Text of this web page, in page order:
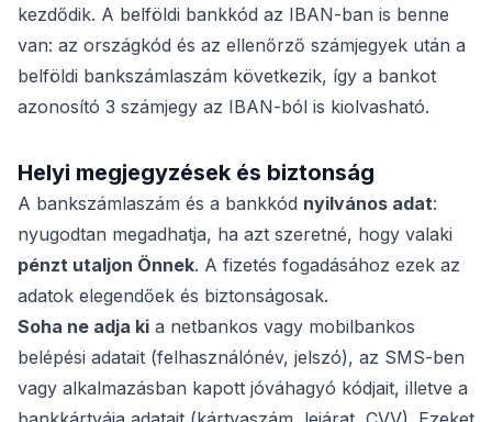
kezdődik. A belföldi bankkód az IBAN-ban is benne
van: az országkód és az ellenőrző számjegyek után a
belföldi bankszámlaszám következik, így a bankot
azonosító 3 számjegy az IBAN-ból is kiolvasható.
Helyi megjegyzések és biztonság
A bankszámlaszám és a bankkód nyilvános adat:
nyugodtan megadhatja, ha azt szeretné, hogy valaki
pénzt utaljon Önnek. A fizetés fogadásához ezek az
adatok elegendőek és biztonságosak.
Soha ne adja ki a netbankos vagy mobilbankos
belépési adatait (felhasználónév, jelszó), az SMS-ben
vagy alkalmazásban kapott jóváhagyó kódjait, illetve a